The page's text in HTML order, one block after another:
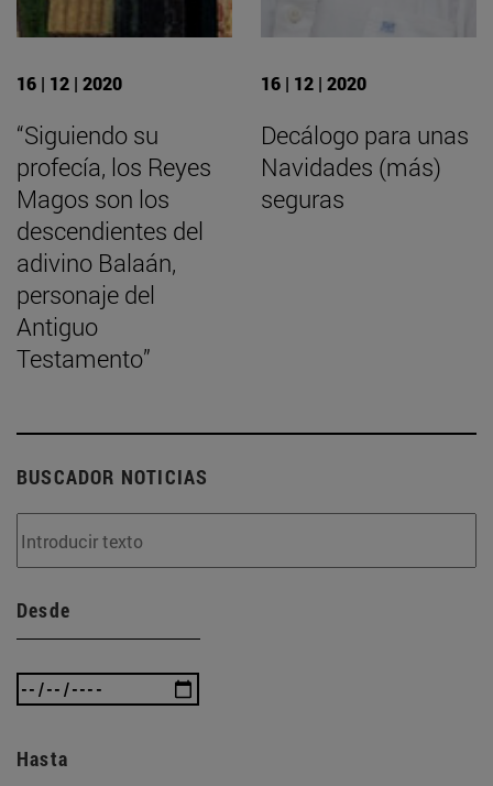
16 | 12 | 2020
“Siguiendo su
profecía, los Reyes
Magos son los
descendientes del
adivino Balaán,
personaje del
Antiguo
Testamento”
16 | 12 | 2020
Decálogo para unas
Navidades (más)
seguras
BUSCADOR NOTICIAS
Desde
Hasta